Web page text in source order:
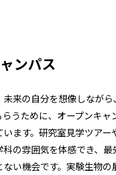
ンパス
来の自分を想像しながら
うために、オープンキャ
ます。研究室見学ツアー
の雰囲気を体感でき、最
い機会です。実験生物の